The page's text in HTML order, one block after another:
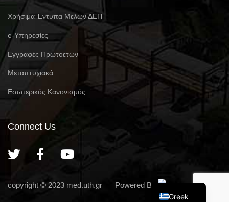
Χρήσιμα Έντυπα Μελών ΔΕΠ
e-Υπηρεσίες
Eγγραφές Πρωτοετών
Μεταπτυχιακά
Εσωτερικός Κανονισμός
Connect Us
copyright © 2023 med.uth.gr
Powered By
Greek